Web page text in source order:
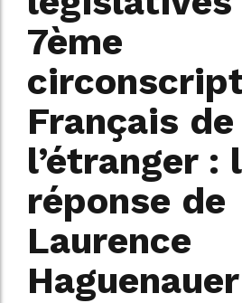
7ème
Français de
l’étranger :
réponse de
Laurence
Haguenauer